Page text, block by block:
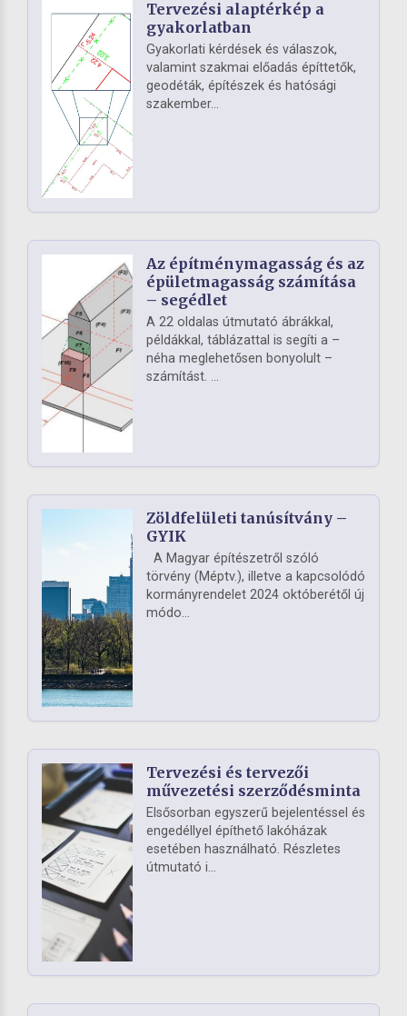
Tervezési alaptérkép a
gyakorlatban
Gyakorlati kérdések és válaszok,
valamint szakmai előadás építtetők,
geodéták, építészek és hatósági
szakember...
Az építménymagasság és az
épületmagasság számítása
– segédlet
A 22 oldalas útmutató ábrákkal,
példákkal, táblázattal is segíti a –
néha meglehetősen bonyolult –
számítást. ...
Zöldfelületi tanúsítvány –
GYIK
A Magyar építészetről szóló
törvény (Méptv.), illetve a kapcsolódó
kormányrendelet 2024 októberétől új
módo...
Tervezési és tervezői
művezetési szerződésminta
Elsősorban egyszerű bejelentéssel és
engedéllyel építhető lakóházak
esetében használható. Részletes
útmutató i...